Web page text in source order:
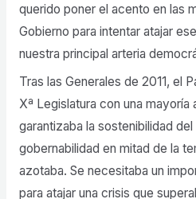
querido poner el acento en las
Gobierno para intentar atajar
nuestra principal arteria
Tras las Generales de 2011, el
Xª Legislatura con una mayoría
garantizaba la sostenibilidad
gobernabilidad en mitad de la
azotaba. Se necesitaba un
para atajar una crisis que